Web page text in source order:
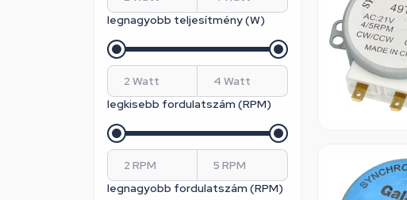
legnagyobb teljesítmény (W)
legkisebb fordulatszám (RPM)
legnagyobb fordulatszám (RPM)